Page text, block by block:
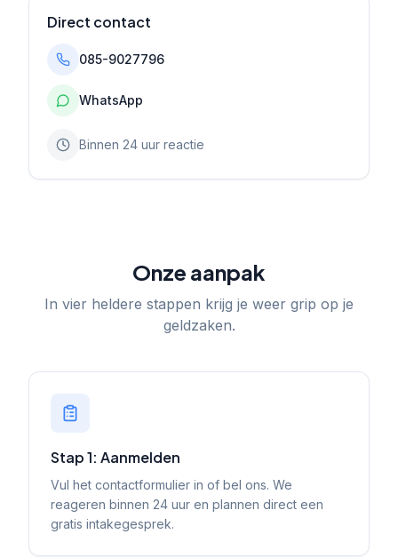
Direct contact
085-9027796
WhatsApp
Binnen 24 uur reactie
Onze aanpak
In vier heldere stappen krijg je weer grip op je
geldzaken.
Stap 1: Aanmelden
Vul het contactformulier in of bel ons. We
reageren binnen 24 uur en plannen direct een
gratis intakegesprek.